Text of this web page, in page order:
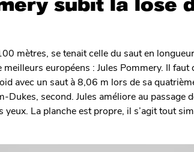
mètres, se tenait celle du saut en
européens : Jules Pommery. Il faut
avec un saut à 8,06 m lors de sa
Dukes, second. Jules améliore au passage
yeux. La planche est propre, il s’agit tout